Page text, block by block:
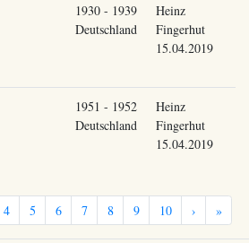
1930 - 1939
Deutschland
Heinz
Fingerhut
15.04.2019
1951 - 1952
Deutschland
Heinz
Fingerhut
15.04.2019
4 5 6 7 8 9 10 › »